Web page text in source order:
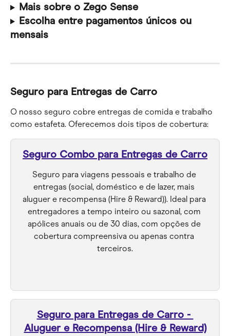
Mais sobre o Zego Sense
Escolha entre pagamentos únicos ou
mensais
Seguro para Entregas de Carro
O nosso seguro cobre entregas de comida e trabalho
como estafeta. Oferecemos dois tipos de cobertura:
Seguro Combo para Entregas de Carro
Seguro para viagens pessoais e trabalho de
entregas (social, doméstico e de lazer, mais
aluguer e recompensa (Hire & Reward)). Ideal para
entregadores a tempo inteiro ou sazonal, com
apólices anuais ou de 30 dias, com opções de
cobertura compreensiva ou apenas contra
terceiros.
Seguro para Entregas de Carro -
Aluguer e Recompensa (Hire & Reward)